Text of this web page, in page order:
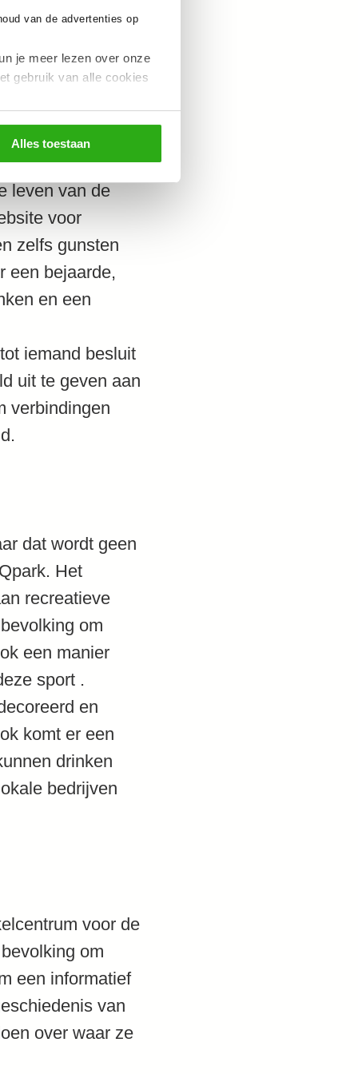
van de advertenties op
je meer lezen over onze
gebruik van alle cookies
Alles toestaan
de vuilnisbak
vuilnisbakken
leven van de
voor
zelfs gunsten
een bejaarde,
en een
iemand besluit
uit te geven aan
verbindingen
dat wordt geen
Het
recreatieve
om
een manier
sport .
en
komt er een
drinken
bedrijven
voor de
om
een informatief
van
over waar ze